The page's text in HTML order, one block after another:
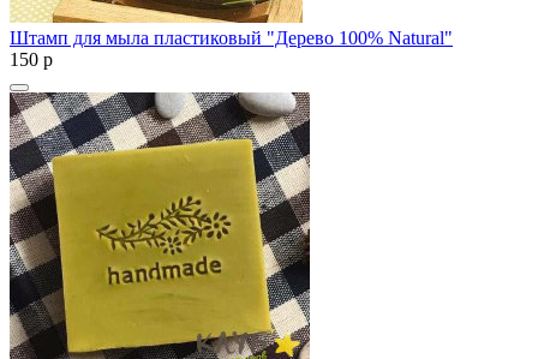
Штамп для мыла пластиковый "Дерево 100% Natural"
150 p